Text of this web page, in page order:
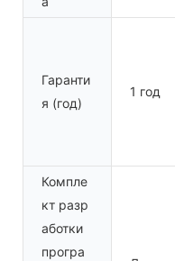
Гаранти
я (год)
1 год
Компле
кт разр
аботки
програ